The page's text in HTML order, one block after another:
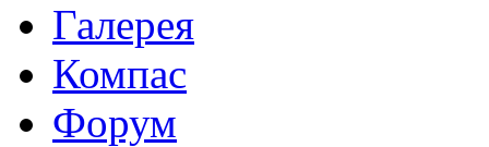
Галерея
Компас
Форум